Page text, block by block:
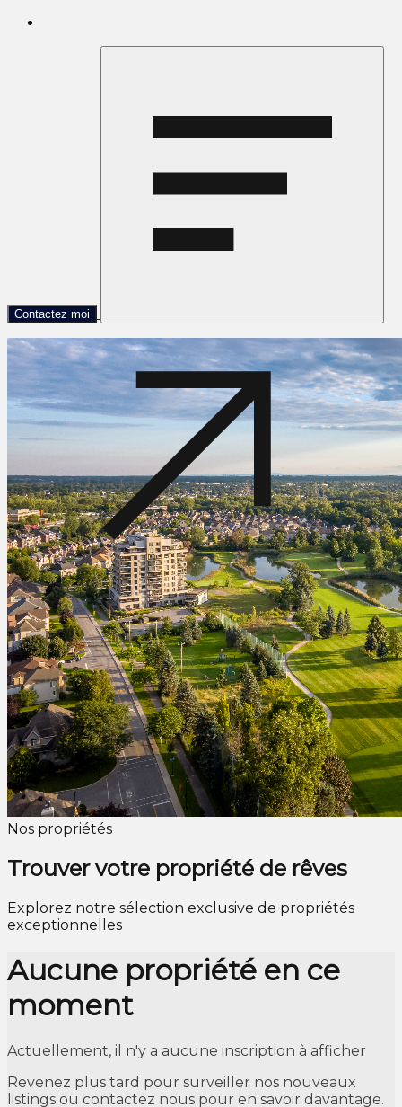
Contactez moi
Nos propriétés
Trouver votre propriété de rêves
Explorez notre sélection exclusive de propriétés
exceptionnelles
Aucune propriété en ce
moment
Actuellement, il n'y a aucune inscription à afficher
Revenez plus tard pour surveiller nos nouveaux
listings ou contactez nous pour en savoir davantage.